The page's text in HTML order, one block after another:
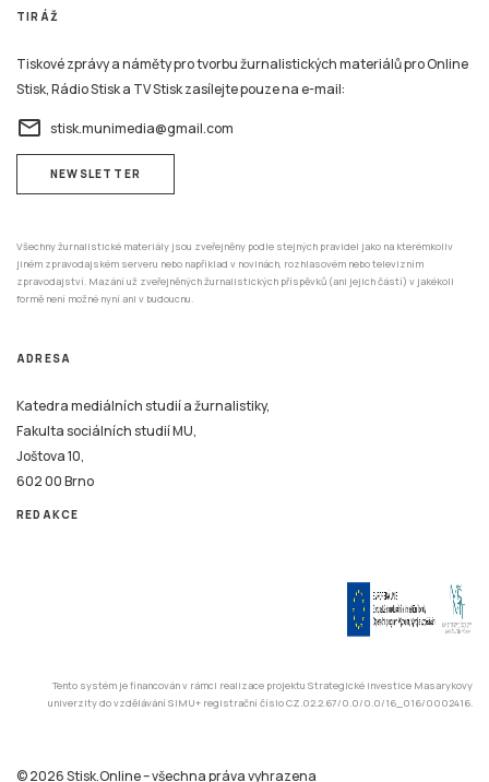
TIRÁŽ
Tiskové zprávy a náměty pro tvorbu žurnalistických materiálů pro Online
Stisk, Rádio Stisk a TV Stisk zasílejte pouze na e-mail:
email stisk.munimedia@gmail.com
NEWSLETTER
Všechny žurnalistické materiály jsou zveřejněny podle stejných pravidel jako na kterémkoliv
jiném zpravodajském serveru nebo například v novinách, rozhlasovém nebo televizním
zpravodajství. Mazání už zveřejněných žurnalistických příspěvků (ani jejich částí) v jakékoli
formě není možné nyní ani v budoucnu.
ADRESA
Katedra mediálních studií a žurnalistiky,
Fakulta sociálních studií MU,
Joštova 10,
602 00 Brno
REDAKCE
Tento systém je financován v rámci realizace projektu Strategické investice Masarykovy
univerzity do vzdělávání SIMU+ registrační číslo CZ.02.2.67/0.0/0.0/16_016/0002416.
© 2026 Stisk.Online – všechna práva vyhrazena